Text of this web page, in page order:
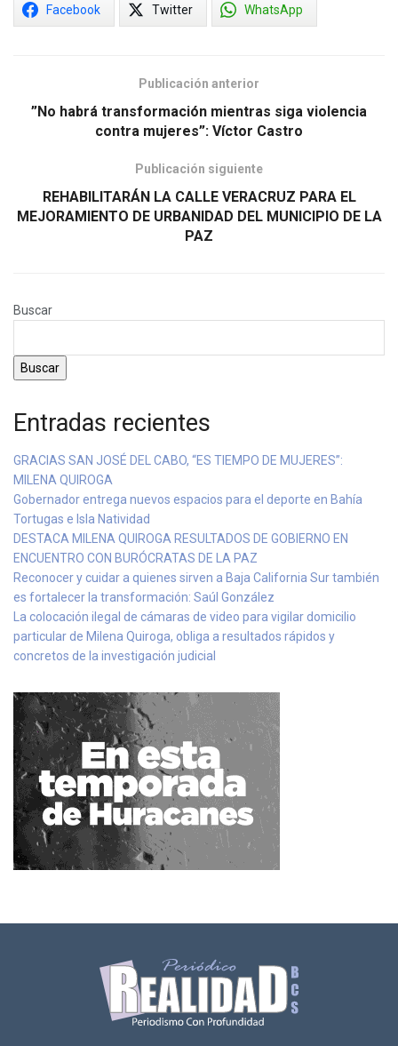
Facebook Twitter WhatsApp
Publicación anterior
”No habrá transformación mientras siga violencia
contra mujeres”: Víctor Castro
Publicación siguiente
REHABILITARÁN LA CALLE VERACRUZ PARA EL
MEJORAMIENTO DE URBANIDAD DEL MUNICIPIO DE LA
PAZ
Buscar
Buscar
Entradas recientes
GRACIAS SAN JOSÉ DEL CABO, “ES TIEMPO DE MUJERES”:
MILENA QUIROGA
Gobernador entrega nuevos espacios para el deporte en Bahía
Tortugas e Isla Natividad
DESTACA MILENA QUIROGA RESULTADOS DE GOBIERNO EN
ENCUENTRO CON BURÓCRATAS DE LA PAZ
Reconocer y cuidar a quienes sirven a Baja California Sur también
es fortalecer la transformación: Saúl González
La colocación ilegal de cámaras de video para vigilar domicilio
particular de Milena Quiroga, obliga a resultados rápidos y
concretos de la investigación judicial